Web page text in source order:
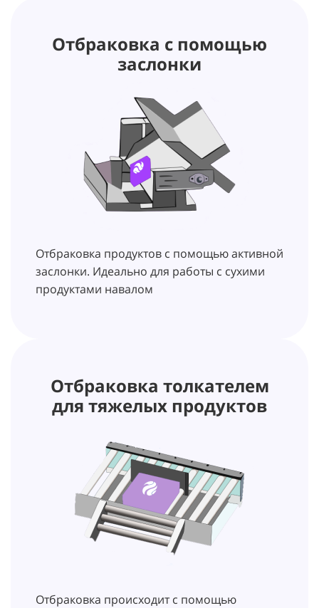
Отбраковка с помощью
заслонки
Отбраковка продуктов с помощью активной
заслонки. Идеально для работы с сухими
продуктами навалом
Отбраковка толкателем
для тяжелых продуктов
Отбраковка происходит с помощью